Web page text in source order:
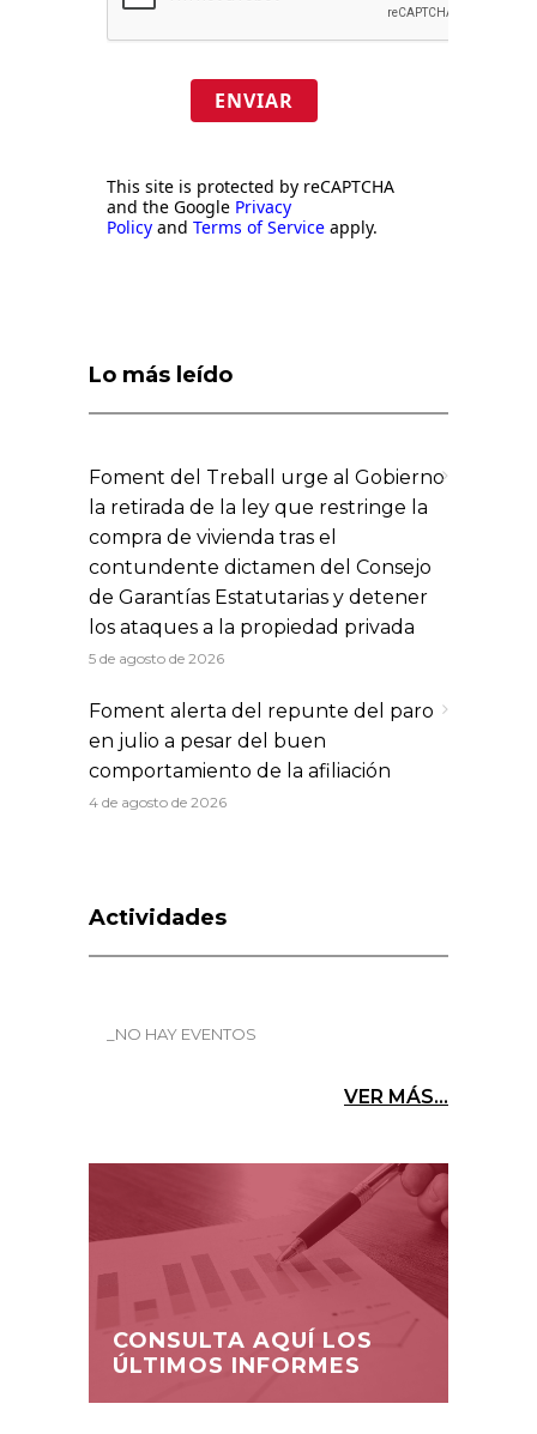
ENVIAR
This site is protected by reCAPTCHA
and the Google Privacy
Policy and Terms of Service apply.
Lo más leído
Foment del Treball urge al Gobierno
la retirada de la ley que restringe la
compra de vivienda tras el
contundente dictamen del Consejo
de Garantías Estatutarias y detener
los ataques a la propiedad privada
5 de agosto de 2026
Foment alerta del repunte del paro
en julio a pesar del buen
comportamiento de la afiliación
4 de agosto de 2026
Actividades
_NO HAY EVENTOS
VER MÁS...
CONSULTA AQUÍ LOS
ÚLTIMOS INFORMES